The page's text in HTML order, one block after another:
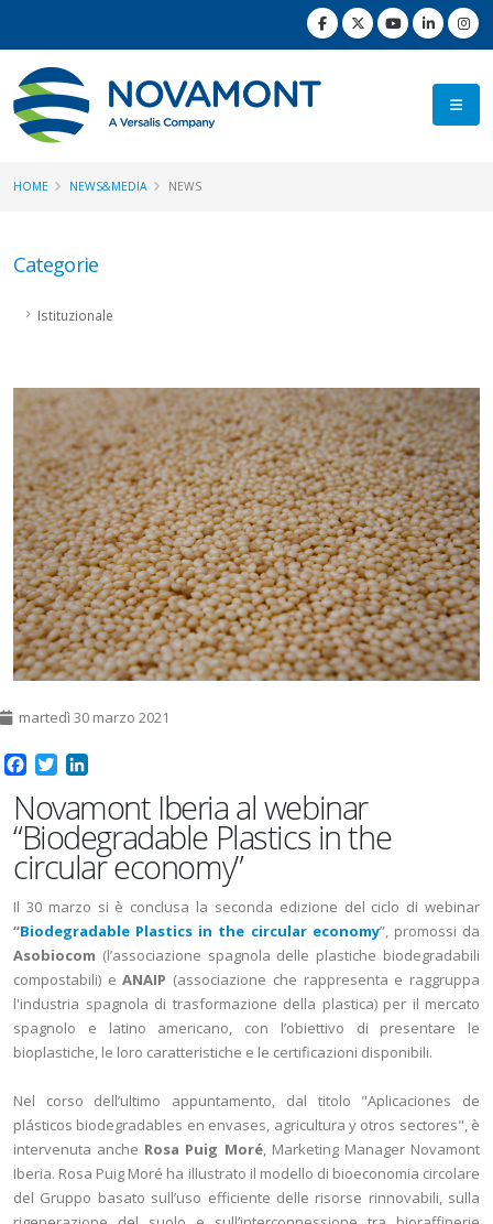
HOME NEWS&MEDIA NEWS
Categorie
Istituzionale
martedì 30 marzo 2021
Facebook
Twitter
Novamont Iberia al webinar
“Biodegradable Plastics in the
circular economy”
Il 30 marzo si è conclusa la seconda edizione del ciclo di webinar
“Biodegradable Plastics in the circular economy”, promossi da
Asobiocom (l’associazione spagnola delle plastiche biodegradabili
compostabili) eANAIP (associazione che rappresenta e raggruppa
l'industria spagnola di trasformazione della plastica) per il mercato
spagnolo e latino americano, con l’obiettivo di presentare le
bioplastiche, le loro caratteristiche e le certificazioni disponibili.
Nel corso dell’ultimo appuntamento, dal titolo "Aplicaciones de
plásticos biodegradables en envases, agricultura y otros sectores", è
intervenuta anche Rosa Puig Moré, Marketing Manager Novamont
Iberia. Rosa Puig Moré ha illustrato il modello di bioeconomia circolare
del Gruppo basato sull’uso efficiente delle risorse rinnovabili, sulla